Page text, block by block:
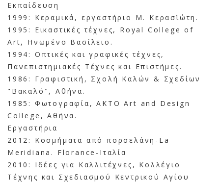
Εκπαίδευση
1999: Κεραμικά, εργαστήριο Μ. Κερασϊώτη.
1995: Εικαστικές τέχνες, Royal College of
Art, Ηνωμένο Βασίλειο.
1994: Οπτικές και γραφικές τέχνες,
Πανεπιστημιακές Τέχνες και Επιστήμες.
1986: Γραφιστική, Σχολή Καλών & Σχεδίων
"Βακαλό", Αθήνα.
1985: Φωτογραφία, ΑΚΤΟ Art and Design
College, Αθήνα.
Εργαστήρια
2012: Κοσμήματα από πορσελάνη-La
Meridiana. Florance-Ιταλία
2010: Ιδέες για Καλλιτέχνες, Κολλέγιο
Τέχνης και Σχεδιασμού Κεντρικού Αγίου